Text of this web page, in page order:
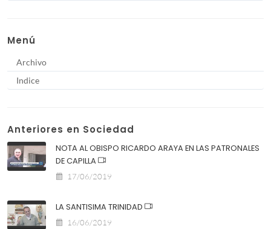
Menú
Archivo
Indice
Anteriores en Sociedad
NOTA AL OBISPO RICARDO ARAYA EN LAS PATRONALES
DE CAPILLA
17/06/2019
LA SANTISIMA TRINIDAD
16/06/2019